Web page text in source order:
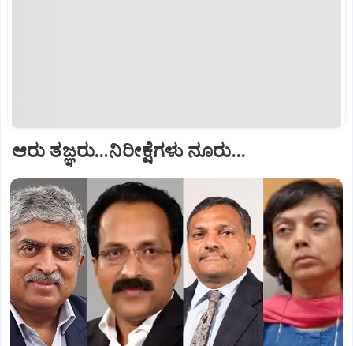
ಆರು ತಜ್ಞರು...ನಿರೀಕ್ಷೆಗಳು ನೂರು...